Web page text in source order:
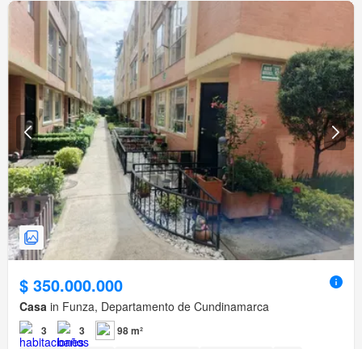
$ 350.000.000
Casa in Funza, Departamento de Cundinamarca
3 3 98 m²